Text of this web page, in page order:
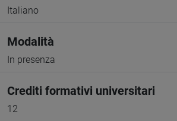
Italiano
Modalità
In presenza
Crediti formativi universitari
12